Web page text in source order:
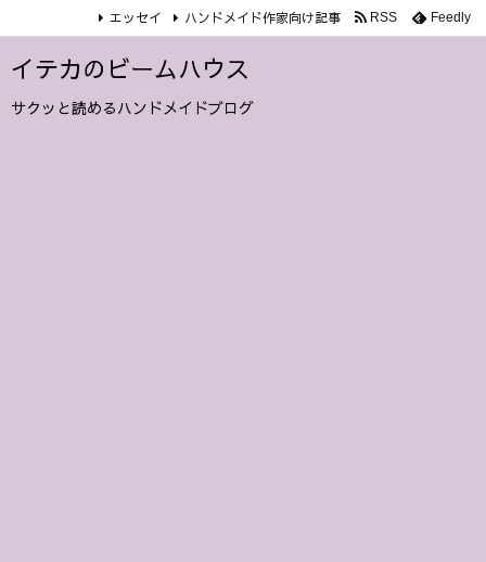
イテカのビームハウス
サクッと読めるハンドメイドブログ
エッセイ ハンドメイド作家向け記事 RSS Feedly